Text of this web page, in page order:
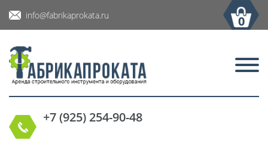
info@fabrikaprokata.ru 0
+7 (925) 254-90-48